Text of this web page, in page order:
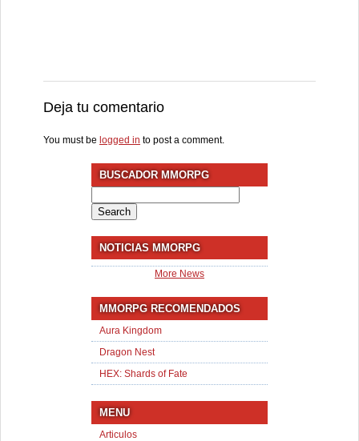
Deja tu comentario
You must be logged in to post a comment.
BUSCADOR MMORPG
for:
NOTICIAS MMORPG
More News
MMORPG RECOMENDADOS
Aura Kingdom
Dragon Nest
HEX: Shards of Fate
MENU
Articulos